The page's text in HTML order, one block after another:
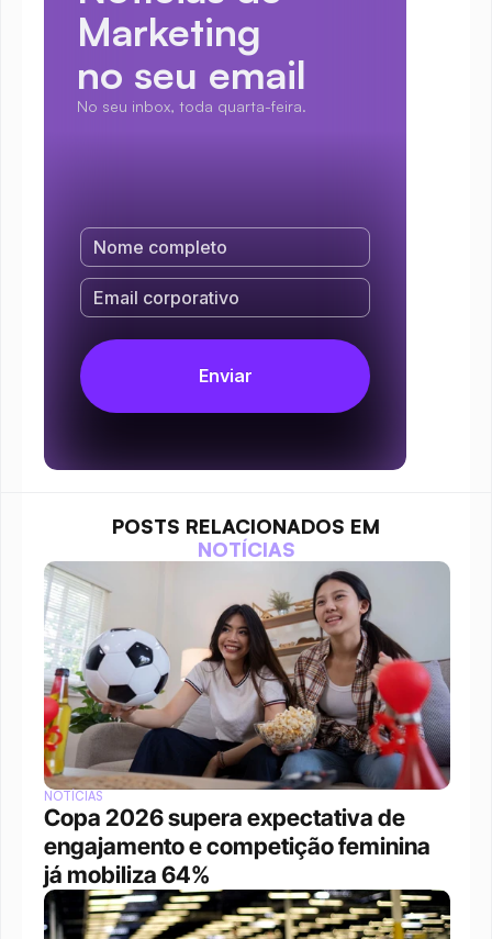
Marketing
no seu email
No seu inbox, toda quarta-feira.
POSTS RELACIONADOS EM
NOTÍCIAS
NOTÍCIAS
Copa 2026 supera expectativa de
engajamento e competição feminina
já mobiliza 64%